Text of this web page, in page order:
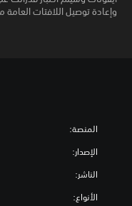
وإعادة توصيل اللافتات
المنصة:
الإصدار:
الناشر:
الأنواع: